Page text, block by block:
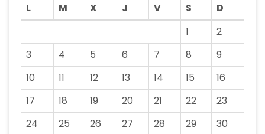
L
M X J V S
D
1
2
3
4 5 6 7 8
9
10
11 12 13 14 15
16
17
18 19 20 21 22
23
24
25 26 27 28 29
30